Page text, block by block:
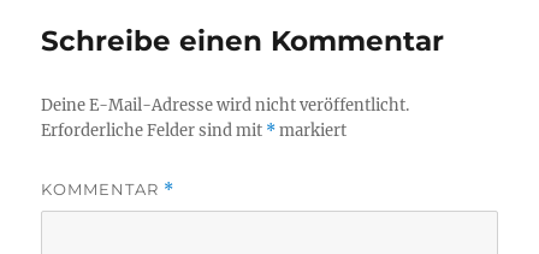
Schreibe einen Kommentar
Deine E-Mail-Adresse wird nicht veröffentlicht.
Erforderliche Felder sind mit *markiert
KOMMENTAR *